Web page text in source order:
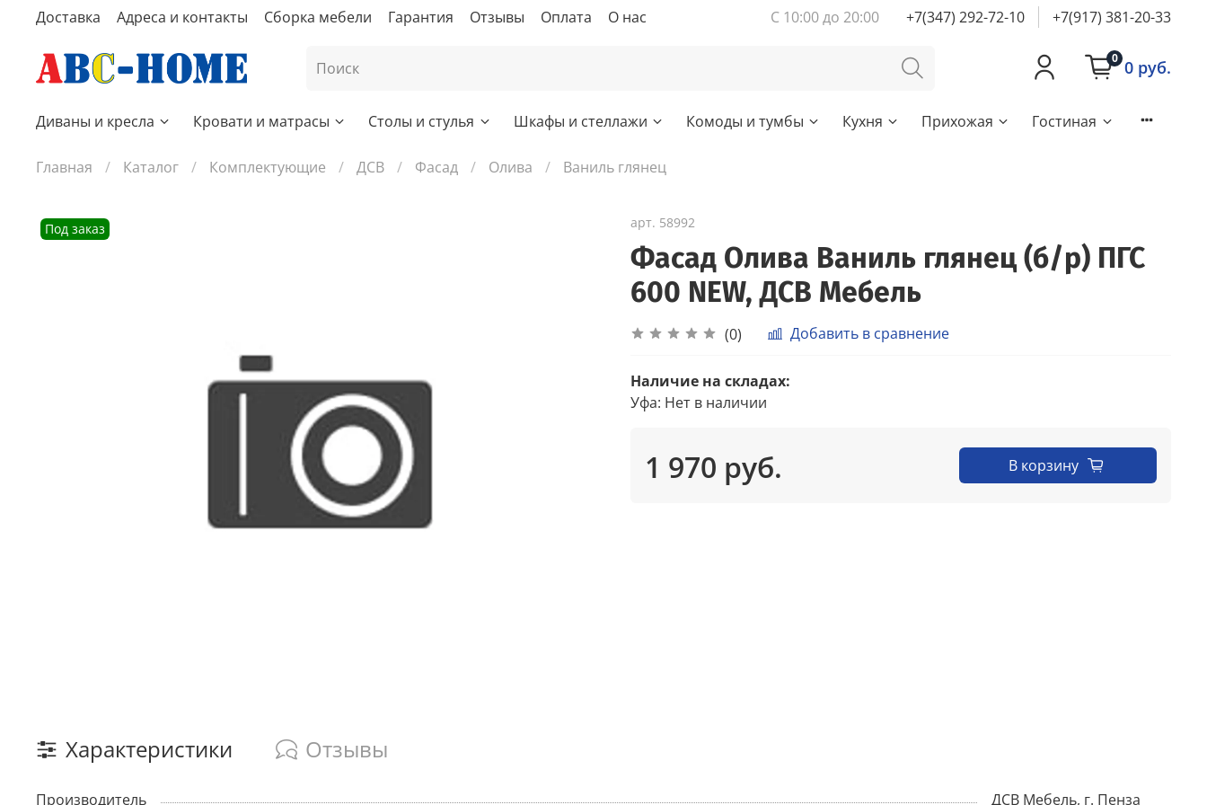
Доставка Адреса и контакты Сборка мебели Гарантия Отзывы Оплата О нас С 10:00 до 20:00 +7(347) 292-72-10 +7(917) 381-20-33
0 0 руб.
Диваны и кресла Кровати и матрасы Столы и стулья Шкафы и стеллажи Комоды и тумбы Кухня Прихожая Гостиная
Главная Каталог Комплектующие ДСВ Фасад Олива Ваниль глянец
Под заказ арт. 58992
Фасад Олива Ваниль глянец (б/р) ПГС
600 NEW, ДСВ Мебель
(0) Добавить в сравнение
Наличие на складах:
Уфа: Нет в наличии
1 970 руб. В корзину
Характеристики Отзывы
Производитель ДСВ Мебель, г. Пенза